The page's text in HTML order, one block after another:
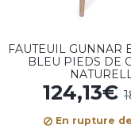
FAUTEUIL GUNNAR
BLEU PIEDS DE
124,13€
En rupture